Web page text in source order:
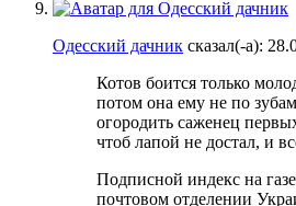
Одесский дачник сказал(-а):
Котов боится только
потом она ему не по
огородить саженец
чтоб лапой не достал, и
Подписной индекс на
почтовом отделении